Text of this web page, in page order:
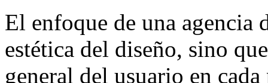
El enfoque de una agencia
estética del diseño, sino
general del usuario en